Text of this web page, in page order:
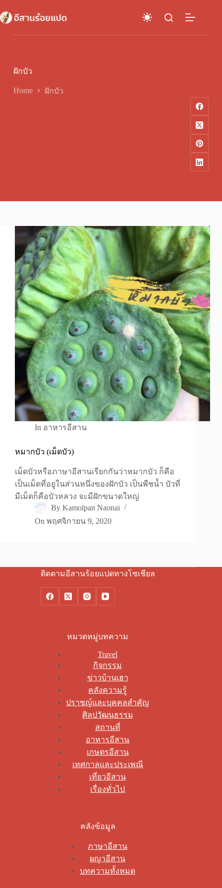
to
content
ฝักบัว
Home ฝักบัว
In อาหารอีสาน
หมากบัว (เม็ดบัว)
เม็ดบัวหรือภาษาอีสานเรียกกันว่าหมากบัว ก็คือ
เป็นเม็ดที่อยูในส่วนหนึ่งของฝักบัว เป็นพืชน้ำ บัวที่
มีเม็ดก็คือบัวหลวง จะมีฝักขนาดใหญ่
By Kamolpan Naonai
On พฤศจิกายน 9, 2020
ติดตามอีสานร้อยแปดทางโซเชียล
หมวดหมู่บทความ
Travel
กิจกรรม
ข่าวบ้านเฮา
คลังความรู้
ปราชญ์และบุคคลสำคัญ
ศิลปวัฒนธรรม
สถานที่
อาหารอีสาน
เกษตรอีสาน
เทศกาลและประเพณี
เที่ยวอีสาน
เรื่องทั่วไป
คลังข้อมูล
ภาษาอีสาน
ผญาอีสาน
บทความทั้งหมด